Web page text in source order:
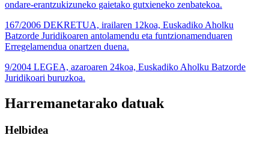
ondare-erantzukizuneko gaietako gutxieneko zenbatekoa.
167/2006 DEKRETUA, irailaren 12koa, Euskadiko Aholku
Batzorde Juridikoaren antolamendu eta funtzionamenduaren
Erregelamendua onartzen duena.
9/2004 LEGEA, azaroaren 24koa, Euskadiko Aholku Batzorde
Juridikoari buruzkoa.
Harremanetarako datuak
Helbidea